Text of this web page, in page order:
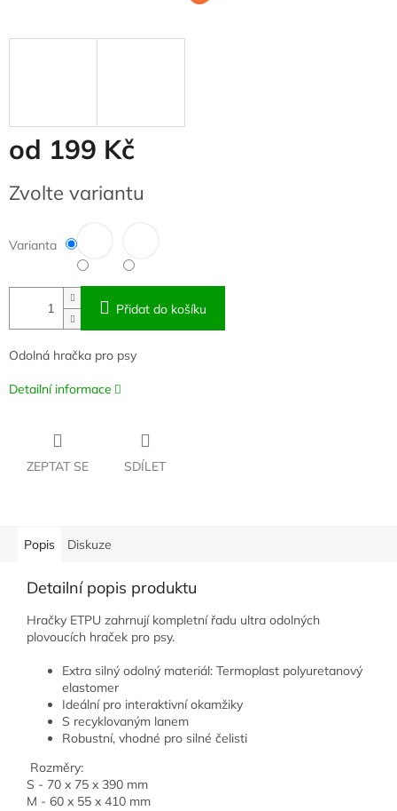
od 199 Kč
cena:
Zvolte variantu
Varianta
Přidat do košíku
Odolná hračka pro psy
Detailní informace
ZEPTAT SE SDÍLET
Popis Diskuze
Detailní popis produktu
Hračky ETPU zahrnují kompletní řadu ultra odolných
plovoucích hraček pro psy.
Extra silný odolný materiál: Termoplast polyuretanový
elastomer
Ideální pro interaktivní okamžiky
S recyklovaným lanem
Robustní, vhodné pro silné čelisti
Rozměry:
S - 70 x 75 x 390 mm
M - 60 x 55 x 410 mm